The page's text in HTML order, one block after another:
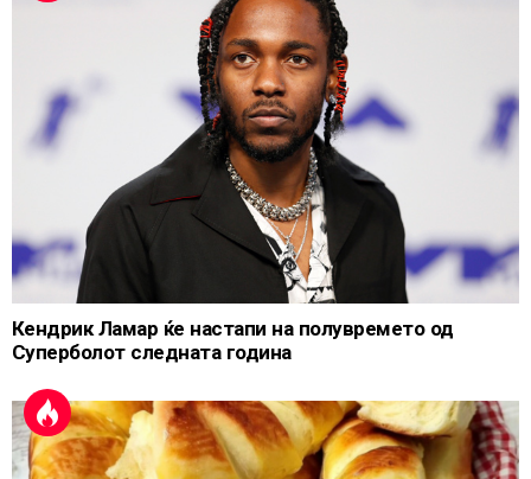
Кендрик Ламар ќе настапи на полувремето од
Суперболот следната година